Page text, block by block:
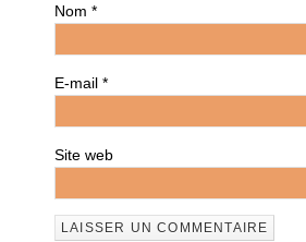
Nom *
E-mail *
Site web